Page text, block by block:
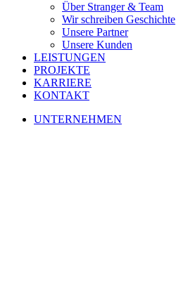
Über Stranger & Team
Wir schreiben Geschichte
Unsere Partner
Unsere Kunden
LEISTUNGEN
PROJEKTE
KARRIERE
KONTAKT
UNTERNEHMEN